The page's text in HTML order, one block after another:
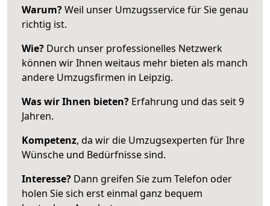
Warum?Weil unser Umzugsservice für Sie genau
richtig ist.
Wie? Durch unser professionelles Netzwerk
können wir Ihnen weitaus mehr bieten als manch
andere Umzugsfirmen in Leipzig.
Was wir Ihnen bieten? Erfahrung und das seit 9
Jahren.
Kompetenz, da wir die Umzugsexperten für Ihre
Wünsche und Bedürfnisse sind.
Interesse? Dann greifen Sie zum Telefon oder
holen Sie sich erst einmal ganz bequem